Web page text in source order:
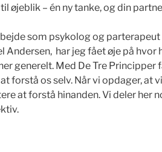
øjeblik – én ny tanke, og din
som psykolog og
Andersen, har jeg fået øje på
generelt. Med De Tre
forstå os selv. Når vi opdager, at
at forstå hinanden. Vi deler her